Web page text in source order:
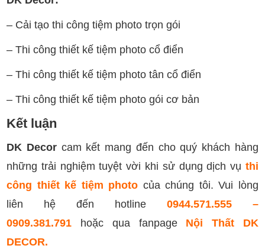
– Cải tạo thi công tiệm photo trọn gói
– Thi công thiết kế tiệm photo cổ điển
– Thi công thiết kế tiệm photo tân cổ điển
– Thi công thiết kế tiệm photo gói cơ bản
Kết luận
DK Decorcam kết mang đến cho quý khách hàng
những trải nghiệm tuyệt vời khi sử dụng dịch vụ thi
công thiết kế tiệm photo của chúng tôi. Vui lòng
liên hệ đến hotline
0944.571.555 –
0909.381.791
hoặc qua fanpage
Nội Thất DK
DECOR.